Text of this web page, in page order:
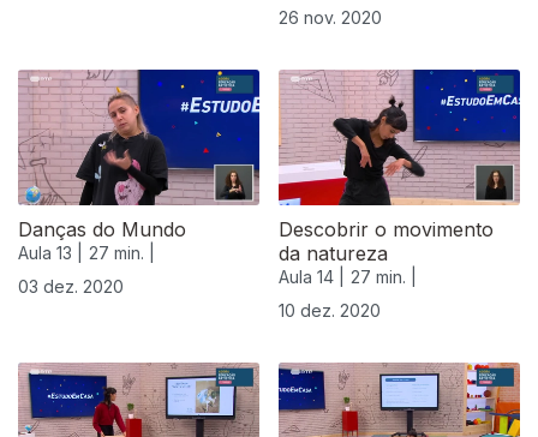
26 nov. 2020
Danças do Mundo
Aula 13 |
27 min. |
03 dez. 2020
Descobrir o movimento
da natureza
Aula 14 |
27 min. |
10 dez. 2020